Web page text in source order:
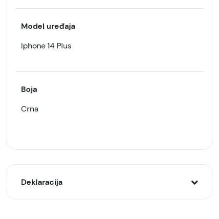
Model uređaja
Iphone 14 Plus
Boja
Crna
Deklaracija